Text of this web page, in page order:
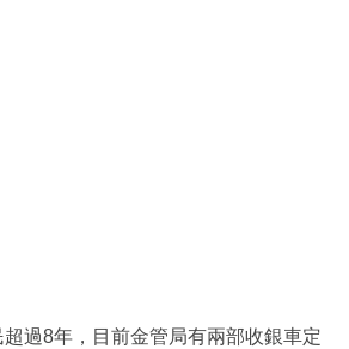
過8年，目前金管局有兩部收銀車定